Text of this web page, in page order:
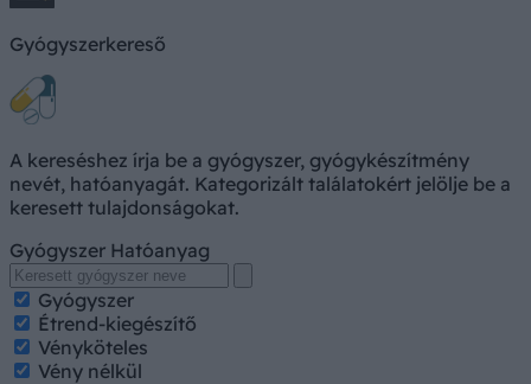
Gyógyszerkereső
A kereséshez írja be a gyógyszer, gyógykészítmény
nevét, hatóanyagát. Kategorizált találatokért jelölje be a
keresett tulajdonságokat.
Gyógyszer Hatóanyag
Gyógyszer
Étrend-kiegészítő
Vényköteles
Vény nélkül